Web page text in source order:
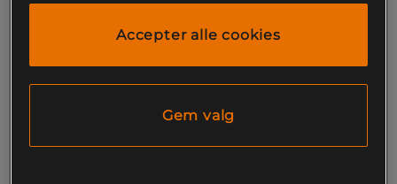
gentagen kraftanstrengelse i forbindelse med
kortvarig og højintensiv træning
fyldstof. Kreatin er et af de mest undersøgte
Accepter alle cookies
Gem valg